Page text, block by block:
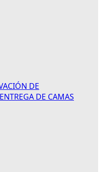
DE
DE CAMAS